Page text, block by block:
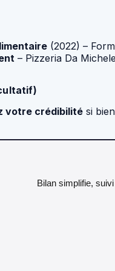
(2022) –
– Pizzeria Da
votre crédibilité si
Bilan simplifie,